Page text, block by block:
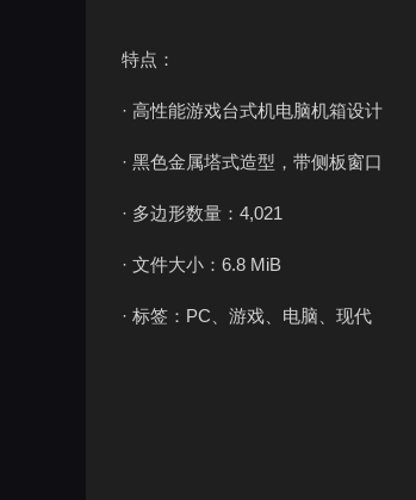
特点：
· 高性能游戏台式机电脑机箱设计
· 黑色金属塔式造型，带侧板窗口
· 多边形数量：4,021
· 文件大小：6.8 MiB
· 标签：PC、游戏、电脑、现代